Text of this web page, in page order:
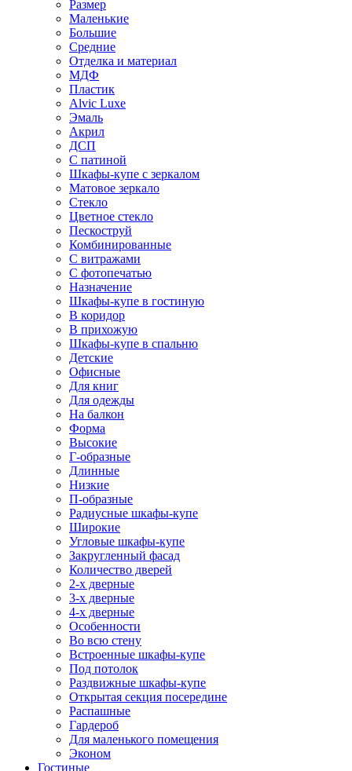
Размер
Маленькие
Большие
Средние
Отделка и материал
МДФ
Пластик
Alvic Luxe
Эмаль
Акрил
ДСП
С патиной
Шкафы-купе с зеркалом
Матовое зеркало
Стекло
Цветное стекло
Пескоструй
Комбинированные
С витражами
С фотопечатью
Назначение
Шкафы-купе в гостиную
В коридор
В прихожую
Шкафы-купе в спальню
Детские
Офисные
Для книг
Для одежды
На балкон
Форма
Высокие
Г-образные
Длинные
Низкие
П-образные
Радиусные шкафы-купе
Широкие
Угловые шкафы-купе
Закругленный фасад
Количество дверей
2-х дверные
3-х дверные
4-х дверные
Особенности
Во всю стену
Встроенные шкафы-купе
Под потолок
Раздвижные шкафы-купе
Открытая секция посередине
Распашные
Гардероб
Для маленького помещения
Эконом
Гостиные